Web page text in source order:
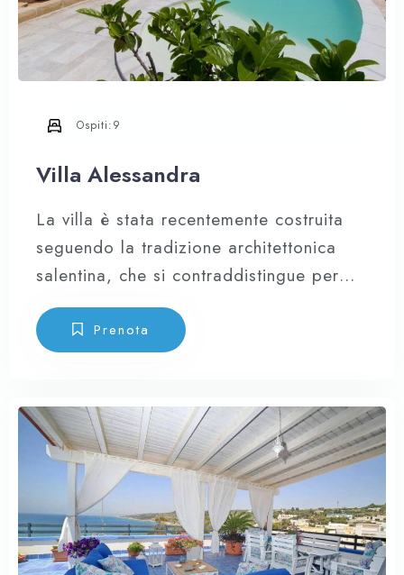
Villa Alessandra
La villa è stata recentemente costruita
seguendo la tradizione architettonica
salentina, che si contraddistingue per
l’uso di spessi muri in muratura
esternamente rivestiti in calce bianca e
pietra locale, mentre gli interni sono in
proprietà si trova in un’area tranquilla e
riservata, immersa in un giardino
mediterraneo di circa 7.000 mq
delimitato dai tipici muretti a secco
Ospiti:9
Prenota